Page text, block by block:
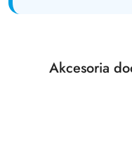
Pomiń karuzelę
Produkty
Akcesoria